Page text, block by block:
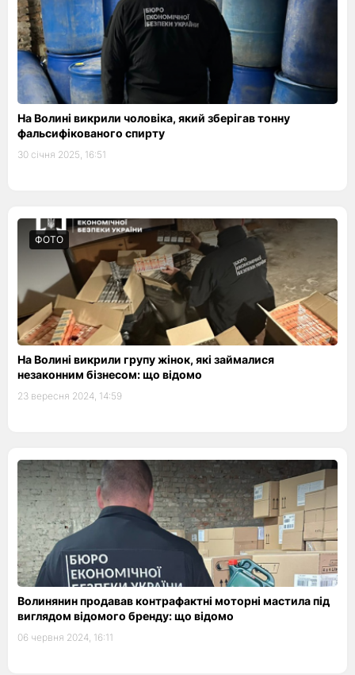
На Волині викрили чоловіка, який зберігав тонну
фальсифікованого спирту
30 січня 2025, 16:51
ФОТО
На Волині викрили групу жінок, які займалися
незаконним бізнесом: що відомо
23 вересня 2024, 14:59
Волинянин продавав контрафактні моторні мастила під
виглядом відомого бренду: що відомо
06 червня 2024, 16:11